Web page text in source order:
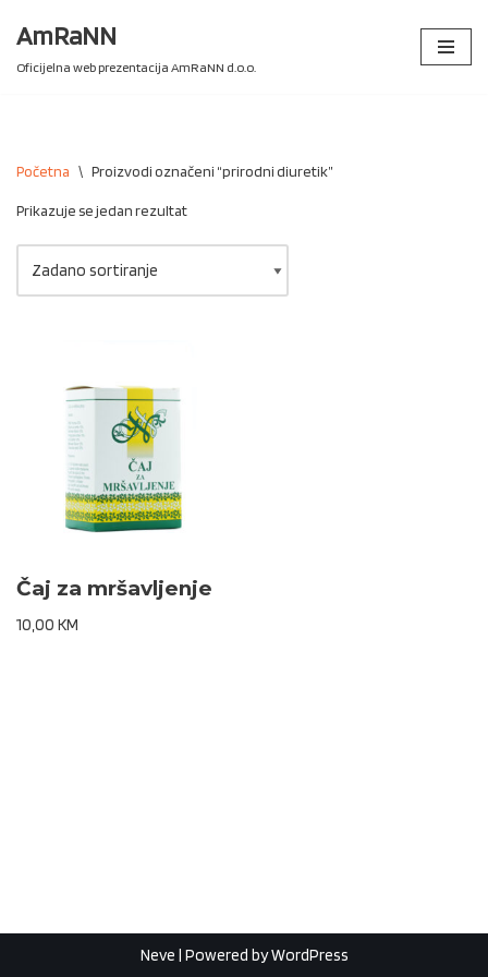
Skip
AmRaNN
Oficijelna web prezentacija AmRaNN d.o.o.
Početna \ Proizvodi označeni “prirodni diuretik”
Prikazuje se jedan rezultat
Čaj za mršavljenje
10,00 KM
Neve | Powered byWordPress